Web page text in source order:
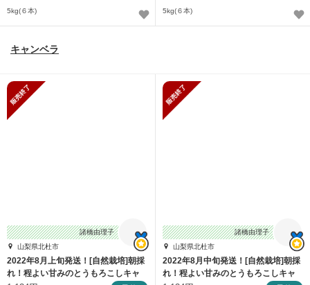
5kg(６本) 5kg(６本)
キャンベラ
諸橋由理子
山梨県北杜市
2022年8月上旬発送！[自然栽培]朝採
れ！程よい甘みのとうもろこしキャ
諸橋由理子
山梨県北杜市
2022年8月中旬発送！[自然栽培]朝採
れ！程よい甘みのとうもろこしキャ